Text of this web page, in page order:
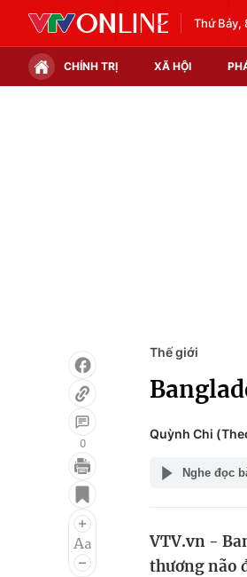
Thứ Bảy,
CHÍNH TRỊ XÃ HỘI
Điện ảnh
Âm nhạc
0
Thế giới
Quỳnh Chi
Nghe đọc
VTV.vn -
thương não